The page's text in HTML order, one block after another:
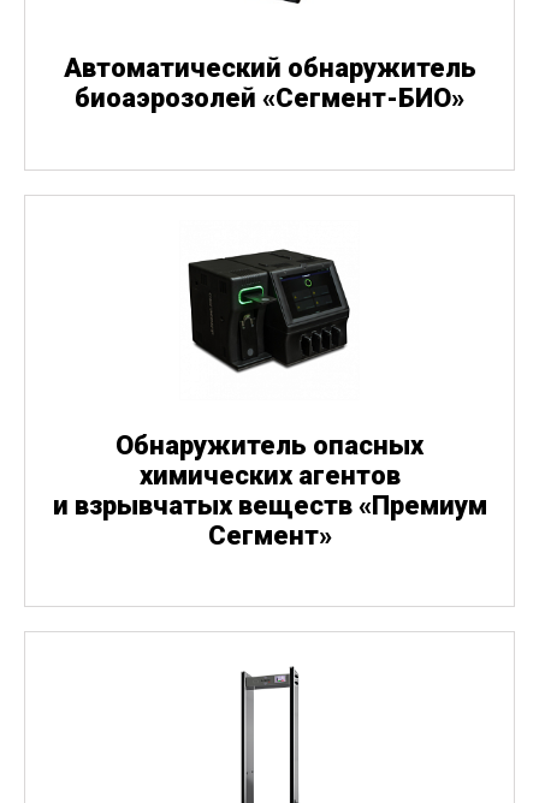
Автоматический обнаружитель
биоаэрозолей «Сегмент-БИО»
Обнаружитель опасных
химических агентов
и взрывчатых веществ «Премиум
Сегмент»